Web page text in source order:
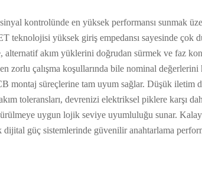
kontrolünde en yüksek performansı sunmak
teknolojisi yüksek giriş empedansı sayesinde çok
akım yüklerini doğrudan sürmek ve faz
zorlu çalışma koşullarında bile nominal
montaj süreçlerine tam uyum sağlar. Düşük
toleransları, devrenizi elektriksel piklere karşı
uygun lojik seviye uyumluluğu sunar.
güç sistemlerinde güvenilir anahtarlama